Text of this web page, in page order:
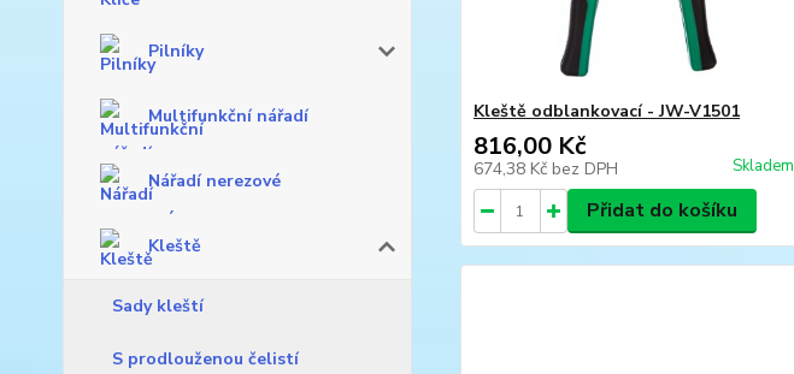
Pilníky
Multifunkční nářadí
Nářadí nerezové
Kleště
Sady kleští
S prodlouženou čelistí
Kleště odblankovací - JW-V1501
816,00 Kč
674,38 Kč bez DPH Skladem
Přidat do košíku